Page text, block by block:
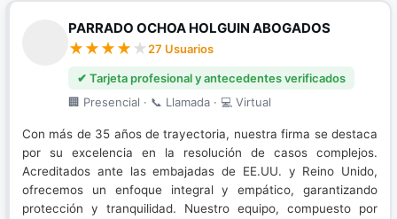
PARRADO OCHOA HOLGUIN ABOGADOS
27 Usuarios
✔ Tarjeta profesional y antecedentes verificados
🏢 Presencial · 📞 Llamada · 💻 Virtual
Con más de 35 años de trayectoria, nuestra firma se destaca
por su excelencia en la resolución de casos complejos.
Acreditados ante las embajadas de EE.UU. y Reino Unido,
ofrecemos un enfoque integral y empático, garantizando
protección y tranquilidad. Nuestro equipo, compuesto por